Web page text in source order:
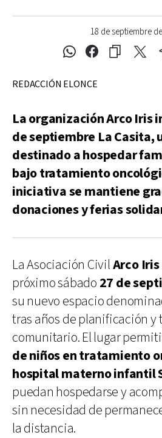
18 de septiembre
REDACCIÓN ELONCE
La organización Arco Iris
de septiembre La Casita,
destinado a hospedar
bajo tratamiento
iniciativa se mantiene
donaciones y ferias
La Asociación CivilArco Iris
próximo sábado 27 de
su nuevo espacio
tras años de planificación y
comunitario. El lugar
de niños en tratamiento
hospital materno infantil
puedan hospedarse y
sin necesidad de
la distancia.